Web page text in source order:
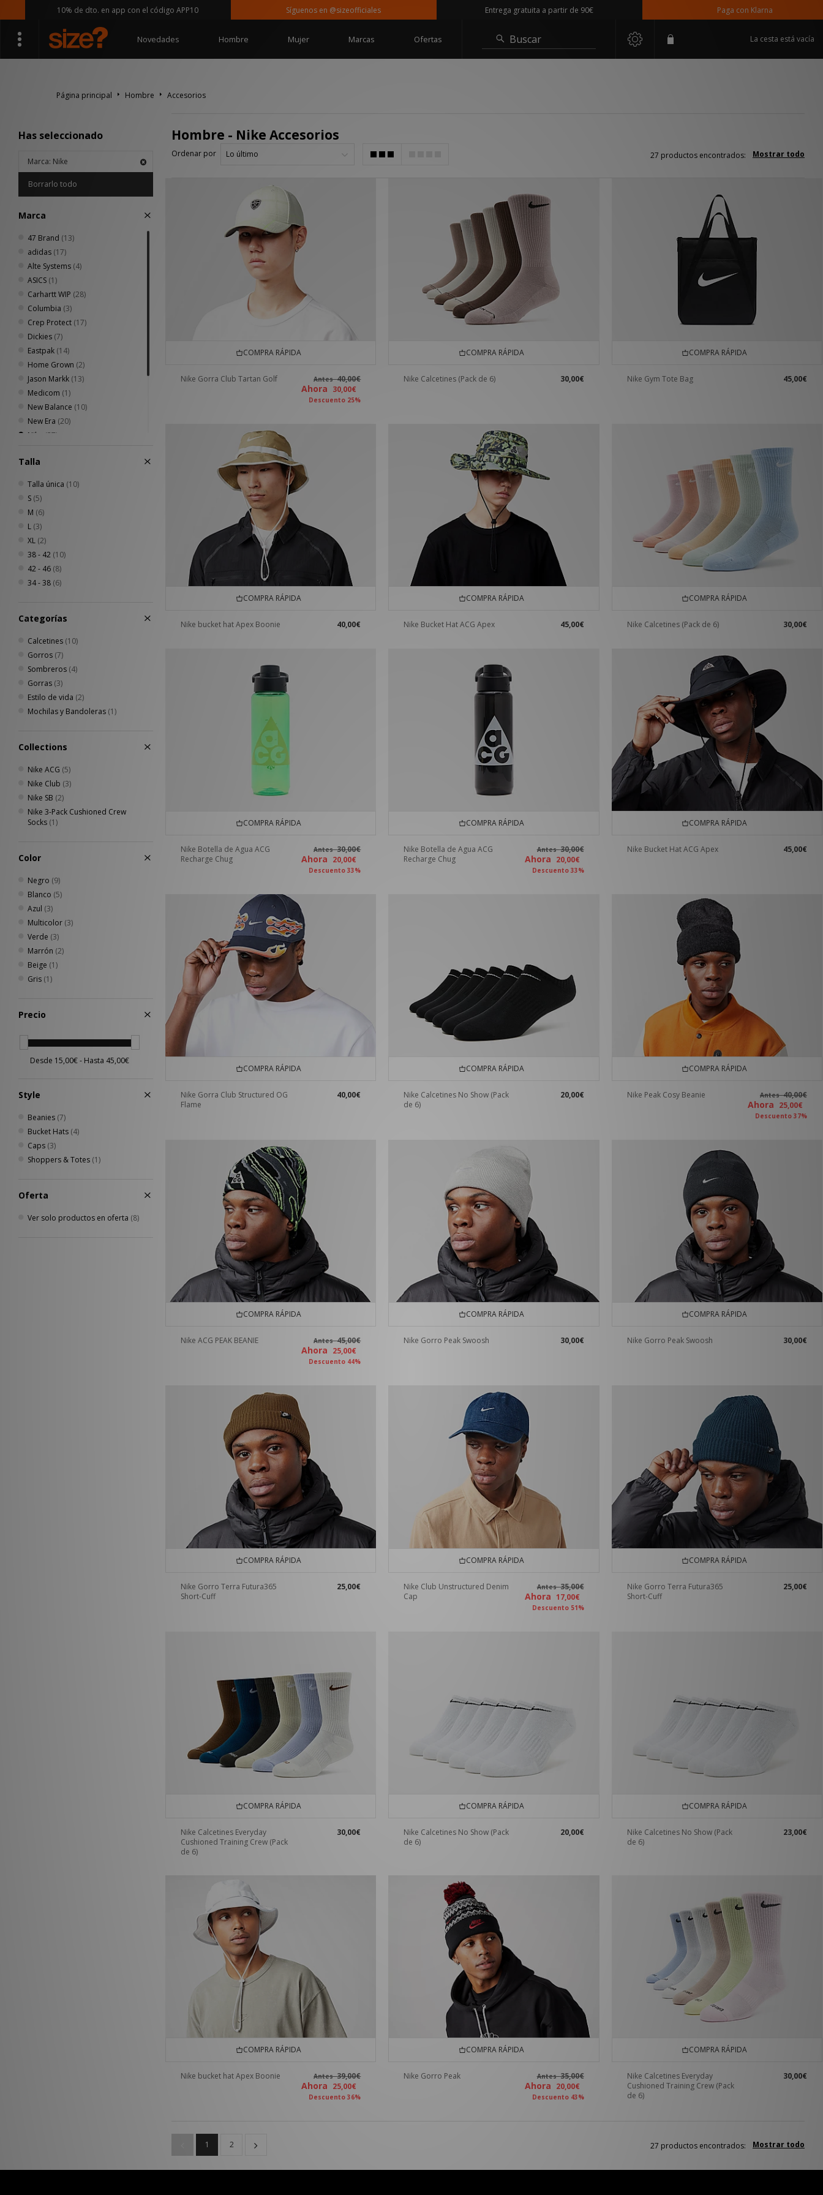
10% de dto. en app con el código APP10 Síguenos en @sizeofficiales Entrega gratuita a partir de 90€ Paga con Klarna
Novedades Hombre Mujer Marcas Ofertas Buscar La cesta está vacía
Página principal Hombre Accesorios
Has seleccionado
Marca: Nike
Borrarlo todo
Marca
47 Brand (13)
adidas (17)
Alte Systems (4)
ASICS (1)
Carhartt WIP (28)
Columbia (3)
Crep Protect (17)
Dickies (7)
Eastpak (14)
Home Grown (2)
Jason Markk (13)
Medicom (1)
New Balance (10)
New Era (20)
Nike
(27)
Stance
Von Dutch
Talla
Talla única (10)
S (5)
M (6)
L (3)
XL (2)
38 - 42 (10)
42 - 46 (8)
34 - 38 (6)
Categorías
Calcetines (10)
Gorros (7)
Sombreros (4)
Gorras (3)
Estilo de vida (2)
Mochilas y Bandoleras (1)
Collections
Nike ACG (5)
Nike Club (3)
Nike SB (2)
Nike 3-Pack Cushioned Crew
Socks (1)
Color
Negro (9)
Blanco (5)
Azul (3)
Multicolor (3)
Verde (3)
Marrón (2)
Beige (1)
Gris (1)
Precio
Style
Beanies (7)
Bucket Hats (4)
Caps (3)
Shoppers & Totes (1)
Oferta
Ver solo productos en oferta (8)
Hombre - Nike Accesorios
Ordenar por Mostrar todo
27 productos encontrados:
COMPRA RÁPIDA
Nike Gorra Club Tartan Golf Antes40,00€
Ahora 30,00€
Descuento 25%
COMPRA RÁPIDA
Nike Calcetines (Pack de 6) 30,00€
COMPRA RÁPIDA
Nike Gym Tote Bag 45,00€
COMPRA RÁPIDA
Nike bucket hat Apex Boonie 40,00€
COMPRA RÁPIDA
Nike Bucket Hat ACG Apex 45,00€
COMPRA RÁPIDA
Nike Calcetines (Pack de 6) 30,00€
COMPRA RÁPIDA
Nike Botella de Agua ACG
Recharge Chug
Antes30,00€
Ahora 20,00€
Descuento 33%
COMPRA RÁPIDA
Nike Botella de Agua ACG
Recharge Chug
Antes30,00€
Ahora 20,00€
Descuento 33%
COMPRA RÁPIDA
Nike Bucket Hat ACG Apex 45,00€
COMPRA RÁPIDA
Nike Gorra Club Structured OG
Flame
40,00€
COMPRA RÁPIDA
Nike Calcetines No Show (Pack
de 6)
20,00€
COMPRA RÁPIDA
Nike Peak Cosy Beanie Antes40,00€
Ahora 25,00€
Descuento 37%
COMPRA RÁPIDA
Nike ACG PEAK BEANIE Antes45,00€
Ahora 25,00€
Descuento 44%
COMPRA RÁPIDA
Nike Gorro Peak Swoosh 30,00€
COMPRA RÁPIDA
Nike Gorro Peak Swoosh 30,00€
COMPRA RÁPIDA
Nike Gorro Terra Futura365
Short-Cuff
25,00€
COMPRA RÁPIDA
Nike Club Unstructured Denim
Cap
Antes35,00€
Ahora 17,00€
Descuento 51%
COMPRA RÁPIDA
Nike Gorro Terra Futura365
Short-Cuff
25,00€
COMPRA RÁPIDA
Nike Calcetines Everyday
Cushioned Training Crew (Pack
de 6)
30,00€
COMPRA RÁPIDA
Nike Calcetines No Show (Pack
de 6)
20,00€
COMPRA RÁPIDA
Nike Calcetines No Show (Pack
de 6)
23,00€
COMPRA RÁPIDA
Nike bucket hat Apex Boonie Antes39,00€
Ahora 25,00€
Descuento 36%
COMPRA RÁPIDA
Nike Gorro Peak Antes35,00€
Ahora 20,00€
Descuento 43%
COMPRA RÁPIDA
Nike Calcetines Everyday
Cushioned Training Crew (Pack
de 6)
30,00€
1 2 Mostrar todo
27 productos encontrados: